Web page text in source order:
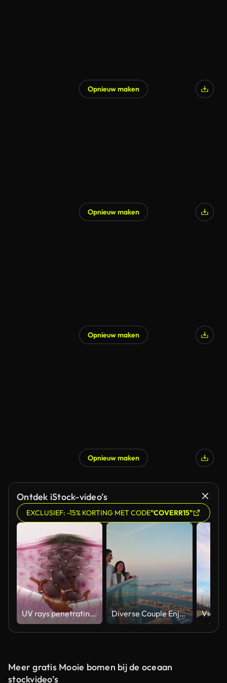
Opnieuw maken
Opnieuw maken
Opnieuw maken
Opnieuw maken
Ontdek iStock-video’s
EXCLUSIEF: -15% KORTING MET CODE"COVERR15"
UV rays penetrating skin for melanin synthesis and melasma 3D animation Diverse Couple Enjoying Sunset Views from High Rise Sky Deck Overlooking Palm Jumeirah
Meer gratis Mooie bomen bij de oceaan
stockvideo’s